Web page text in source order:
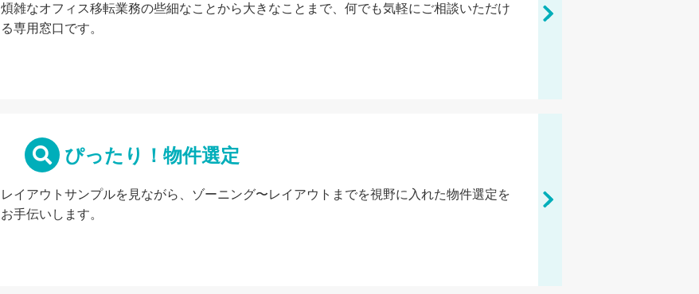
煩雑なオフィス移転業務の些細なことから大きなことまで、何でも気軽にご相談いただけ
る専用窓口です。
ぴったり！物件選定
レイアウトサンプルを見ながら、ゾーニング〜レイアウトまでを視野に入れた物件選定を
お手伝いします。